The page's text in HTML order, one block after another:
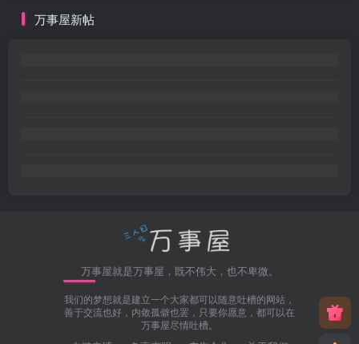
万事屋新帖
万事屋就是万事屋，既不伟大，也不卑微。
我们的梦想就是建立一个大家都可以随意吐槽的网站，
善于交流也好，内敛孤僻也罢，只要你愿意，都可以在
万事屋尽情吐槽。